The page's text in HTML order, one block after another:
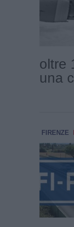
oltre
una
FIRENZE